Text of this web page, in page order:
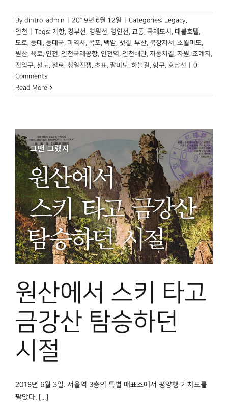
By dintro_admin 2019년 6월 12일 Categories: Legacy,
인천
Tags: 개항, 경부선, 경원선, 경인선, 교통, 국제도시 , 대불호텔,
도로, 등대 , 등대국, 마역사, 목포, 백암, 뱃길, 부산, 북장자서 , 소월미도,
원산, 육로, 인천, 인천국제공항, 인천역, 인천해관, 자동차길, 자원, 조계지 ,
진입구, 철도, 철로, 청일전쟁, 초표, 팔미도, 하늘길, 항구, 호남선
0
Comments
Read More
원산에서 스키 타고
금강산 탐승하던
시절
2018년 6월 3일. 서울역 3층의 특별 매표소에서 평양행 기차표를
팔았다. [...]